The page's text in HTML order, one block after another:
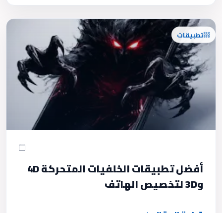
تطبيقات
أفضل تطبيقات الخلفيات المتحركة 4D
و3D لتخصيص الهاتف